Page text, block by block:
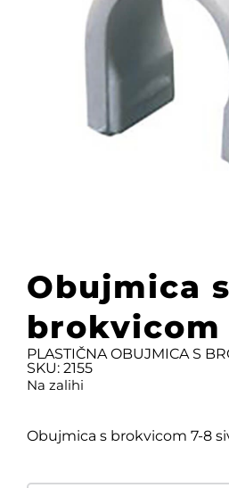
Obujmica s
brokvicom
PLASTIČNA OBUJMICA S
SKU: 2155
Na zalihi
Obujmica s brokvicom 7-8